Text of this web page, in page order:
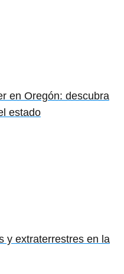
en Oregón: descubra
estado
y extraterrestres en la